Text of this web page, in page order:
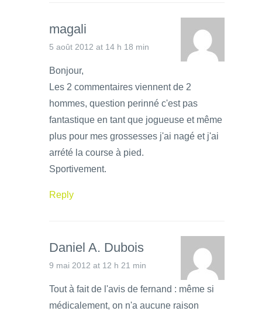
magali
5 août 2012 at 14 h 18 min
Bonjour,
Les 2 commentaires viennent de 2
hommes, question perinné c'est pas
fantastique en tant que jogueuse et même
plus pour mes grossesses j'ai nagé et j'ai
arrété la course à pied.
Sportivement.
Reply
Daniel A. Dubois
9 mai 2012 at 12 h 21 min
Tout à fait de l'avis de fernand : même si
médicalement, on n'a aucune raison